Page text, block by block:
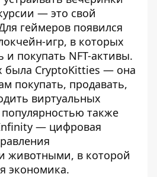
— это свой
геймеров появился
игр, в которых
покупать NFT-активы.
была CryptoKitties — она
покупать, продавать,
виртуальных
также
— цифровая
животными, в которой
экономика.